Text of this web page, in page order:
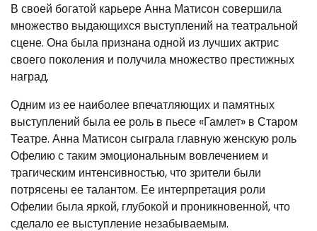
В своей богатой карьере Анна Матисон совершила
множество выдающихся выступлений на театральной
сцене. Она была признана одной из лучших актрис
своего поколения и получила множество престижных
наград.
Одним из ее наиболее впечатляющих и памятных
выступлений была ее роль в пьесе «Гамлет» в Старом
Театре. Анна Матисон сыграла главную женскую роль
Офелию с таким эмоциональным вовлечением и
трагическим интенсивностью, что зрители были
потрясены ее талантом. Ее интерпретация роли
Офелии была яркой, глубокой и проникновенной, что
сделало ее выступление незабываемым.